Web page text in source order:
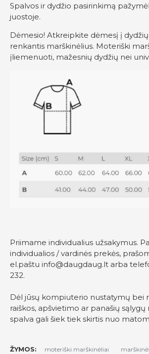
Spalvos ir dydžio pasirinkimą
juostoje.
Dėmesio! Atkreipkite dėmesį į
renkantis marškinėlius. Moteriški
įliemenuoti, mažesnių dydžių nei
Priimame individualius užsakymus.
individualios / vardinės prekės,
el.paštu info@daugdaug.lt arba
232.
Dėl jūsų kompiuterio nustatymų bei
raiškos, apšvietimo ar panašių
spalva gali šiek tiek skirtis nuo
ŽYMOS: moteriški marškinėliai